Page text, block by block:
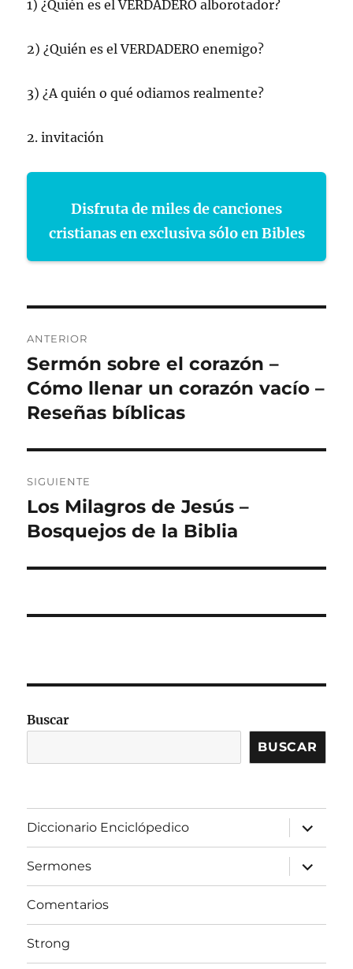
1) ¿Quién es el VERDADERO alborotador?
2) ¿Quién es el VERDADERO enemigo?
3) ¿A quién o qué odiamos realmente?
2. invitación
Disfruta de miles de canciones
cristianas en exclusiva sólo en Bibles
de
entradas
ANTERIOR
Entrada
anterior:
Sermón sobre el corazón –
Cómo llenar un corazón vacío –
Reseñas bíblicas
SIGUIENTE
Entrada
siguiente:
Los Milagros de Jesús –
Bosquejos de la Biblia
Buscar
BUSCAR
Diccionario Enciclópedico
expandir
el
menú
inferior
Sermones
expandir
el
menú
Comentarios
Strong